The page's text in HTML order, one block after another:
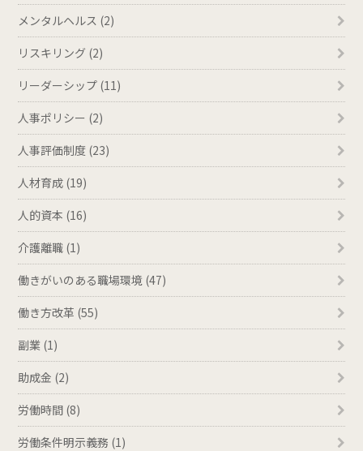
メンタルヘルス (2)
リスキリング (2)
リーダーシップ (11)
人事ポリシー (2)
人事評価制度 (23)
人材育成 (19)
人的資本 (16)
介護離職 (1)
働きがいのある職場環境 (47)
働き方改革 (55)
副業 (1)
助成金 (2)
労働時間 (8)
労働条件明示義務 (1)